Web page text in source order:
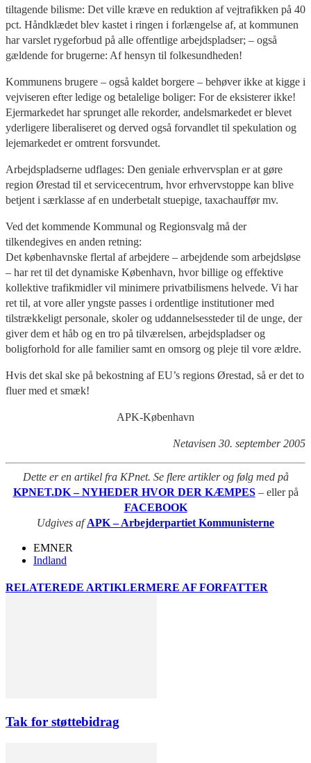
tiltagende bilisme: Det ville kræve en reduktion af vejtrafikken på 40
pct. Håndklædet blev kastet i ringen i forlængelse af, at kommunen
har varslet rygeforbud på alle offentlige arbejdspladser; – også
gældende for brugerne: Af hensyn til folkesundheden!
Kommunens brugere – også kaldet borgere – behøver ikke at kigge i
vejviseren efter ledige og betalelige boliger: For de eksisterer ikke!
Ejermarkedet har sprunget alle rekorder, andelsmarkedet er blevet
yderligere liberaliseret og derved også forvandlet til spekulation og
lejemarkedet er omtrent forsvundet.
Arbejdspladserne udflages: Den geniale erhvervsplan er at gøre
region Ørestad til et servicecentrum, hvor erhvervstoppe kan blive
betjent i særklasse af en underbetalt stuepige, taxachauffør mv.
Ved det kommende Kommunal og Regionsvalg må der
tilkendegives en anden retning:
Det københavnske flertal af arbejdere – arbejdende som arbejdsløse
– har ret til det dynamiske København, hvor billige og effektive
kollektive trafikmidler vil minimere privatbilismens helvede. Vi har
ret til, at vore aller yngste passes i ordentlige institutioner med
tilstrækkeligt personale, skoler og uddannelsessteder til de unge, der
giver dem et håb og en tro på tilværelsen, arbejdspladser og
boligforhold for alle familier samt en omsorg og pleje til vore ældre.
Hvis det skal ske på bekostning af EU’s regions Ørestad, så er det to
fluer med et smæk!
APK-København
Netavisen 30. september 2005
Dette er en artikel fra KPnet. Se flere artikler og følg med på
KPNET.DK – NYHEDER HVOR DER KÆMPES – eller på
FACEBOOK
Udgives afAPK – Arbejderpartiet Kommunisterne
EMNER
Indland
RELATEREDE ARTIKLERMERE AF FORFATTER
Tak for støttebidrag